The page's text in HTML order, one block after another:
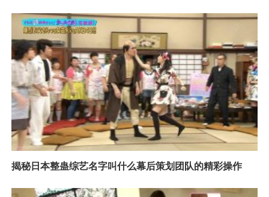
揭秘日本整蛊综艺名字叫什么幕后策划团队的精彩操作